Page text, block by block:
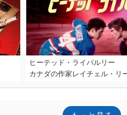
ヒーテッド・ライバルリー
カナダの作家レイチェル・リ